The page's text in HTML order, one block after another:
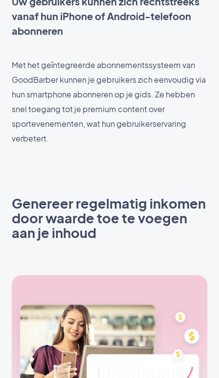
vanaf hun iPhone of Android-telefoon
abonneren
Met het geïntegreerde abonnementssysteem van
GoodBarber kunnen je gebruikers zich eenvoudig via
hun smartphone abonneren op je gids. Ze hebben
snel toegang tot je premium content over
sportevenementen, wat hun gebruikerservaring
verbetert.
Genereer regelmatig inkomen
door waarde toe te voegen
aan je inhoud